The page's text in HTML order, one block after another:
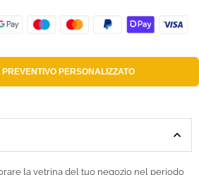
PREVENTIVO PERSONALIZZATO
la vetrina del tuo negozio nel periodo